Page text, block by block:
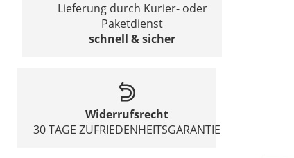
Lieferung durch Kurier- oder
Paketdienst
schnell & sicher
Widerrufsrecht
30 TAGE ZUFRIEDENHEITSGARANTIE